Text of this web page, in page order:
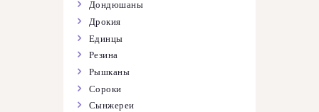
Дондюшаны
Дрокия
Единцы
Резина
Рышканы
Сороки
Сынжереи